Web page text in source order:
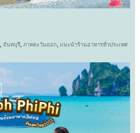
, จันทบุรี, ภาคตะวันออก, แนะนำร้านอาหารทั่วประเทศ